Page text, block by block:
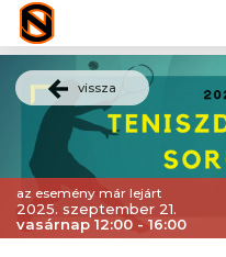
vissza
az esemény már lejárt
2025. szeptember 21.
vasárnap 12:00 - 16:00